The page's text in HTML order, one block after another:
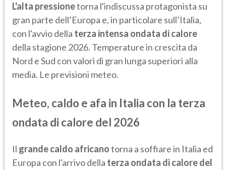
L'alta pressionetorna l'indiscussa protagonista su
gran parte dell’Europa e, in particolare sull’Italia,
con l'avvio della terza intensa ondata di calore
della stagione 2026. Temperature in crescita da
Nord e Sud con valori di gran lunga superiori alla
media. Le previsioni meteo.
Meteo, caldo e afa in Italia con la terza
ondata di calore del 2026
Il grande caldo africanotorna a soffiare in Italia ed
Europa con l'arrivo della terza ondata di calore del